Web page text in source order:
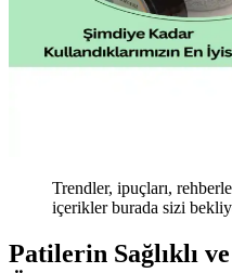
Trendler, ipuçları,
içerikler burada sizi
Patilerin Sağlıklı